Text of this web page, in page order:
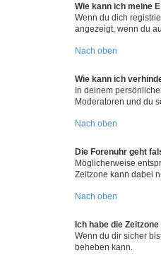
Wie kann ich meine
Wenn du dich
angezeigt, wenn du
Nach oben
Wie kann ich
In deinem
Moderatoren und du
Nach oben
Die Forenuhr geht
Möglicherweise
Zeitzone kann dabei
Nach oben
Ich habe die
Wenn du dir sicher
beheben kann.